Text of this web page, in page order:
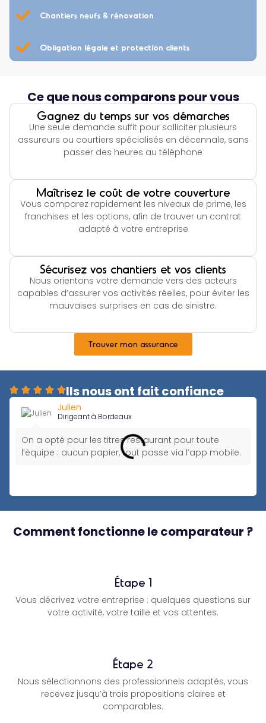
Chantiers neufs & rénovation
Obligation légale et protection clients
Ce que nous comparons pour vous
Gagnez du temps sur vos démarches
Une seule demande suffit pour solliciter plusieurs
assureurs ou courtiers spécialisés en décennale, sans
passer des heures au téléphone
Maîtrisez le coût de votre couverture
Vous comparez rapidement les niveaux de prime, les
franchises et les options, afin de trouver un contrat
adapté à votre entreprise
Sécurisez vos chantiers et vos clients
Nous orientons votre demande vers des acteurs
capables d’assurer vos activités réelles, pour éviter les
mauvaises surprises en cas de sinistre.
Trouver mon assurance
Ils nous ont fait confiance
On a opté pour les titres restaurant pour toute
l’équipe : aucun papier, tout passe via l’app mobile.
Julien
Dirigeant à Bordeaux
Comment fonctionne le comparateur ?
Étape 1
Vous décrivez votre entreprise : quelques questions sur
votre activité, votre taille et vos attentes.
Étape 2
Nous sélectionnons des professionnels adaptés, vous
recevez jusqu’à trois propositions claires et
comparables.